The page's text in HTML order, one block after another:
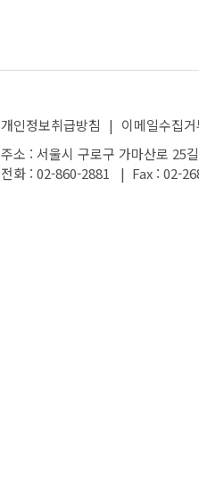
개인정보취급방침 | 이메일수집
주소 : 서울시 구로구 가마산로 25
전화 : 02-860-2881 | Fax : 02-